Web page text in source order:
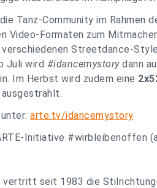
Tanz-Community im Rahmen
Video-Formaten zum
Streetdance-
Juli wird #idancemystorydann
Im Herbst wird zudem eine
arte.tv/idancemystory
Initiative #wirbleibenoffen
vertritt seit 1983 die